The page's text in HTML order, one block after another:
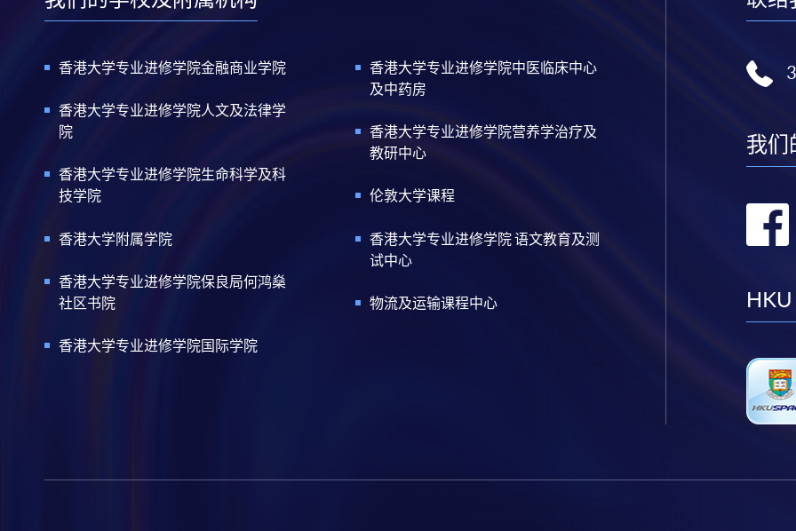
香港大学专业进修学院金融商业学院
香港大学专业进修学院人文及法律学
院
香港大学专业进修学院生命科学及科
技学院
香港大学附属学院
香港大学专业进修学院保良局何鸿燊
社区书院
香港大学专业进修学院国际学院
香港大学专业进修学院中医临床中心
及中药房
香港大学专业进修学院营养学治疗及
教研中心
伦敦大学课程
香港大学专业进修学院 语文教育及测
试中心
物流及运输课程中心
我们
HKU